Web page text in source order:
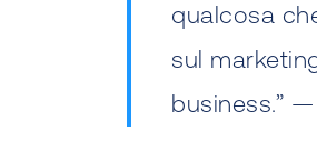
qualcosa
sul
business.”